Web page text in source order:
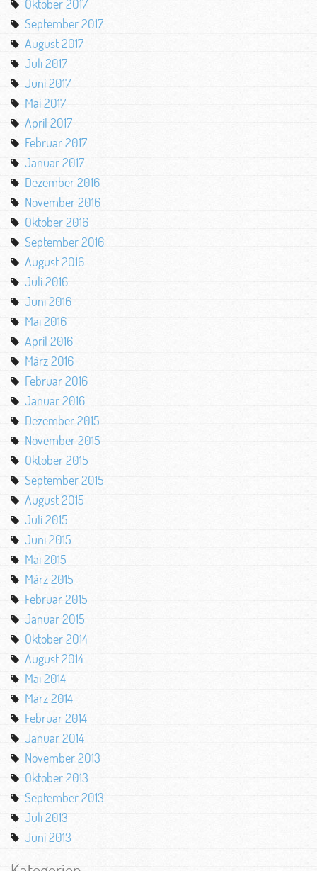
Oktober 2017
September 2017
August 2017
Juli 2017
Juni 2017
Mai 2017
April 2017
Februar 2017
Januar 2017
Dezember 2016
November 2016
Oktober 2016
September 2016
August 2016
Juli 2016
Juni 2016
Mai 2016
April 2016
März 2016
Februar 2016
Januar 2016
Dezember 2015
November 2015
Oktober 2015
September 2015
August 2015
Juli 2015
Juni 2015
Mai 2015
März 2015
Februar 2015
Januar 2015
Oktober 2014
August 2014
Mai 2014
März 2014
Februar 2014
Januar 2014
November 2013
Oktober 2013
September 2013
Juli 2013
Juni 2013